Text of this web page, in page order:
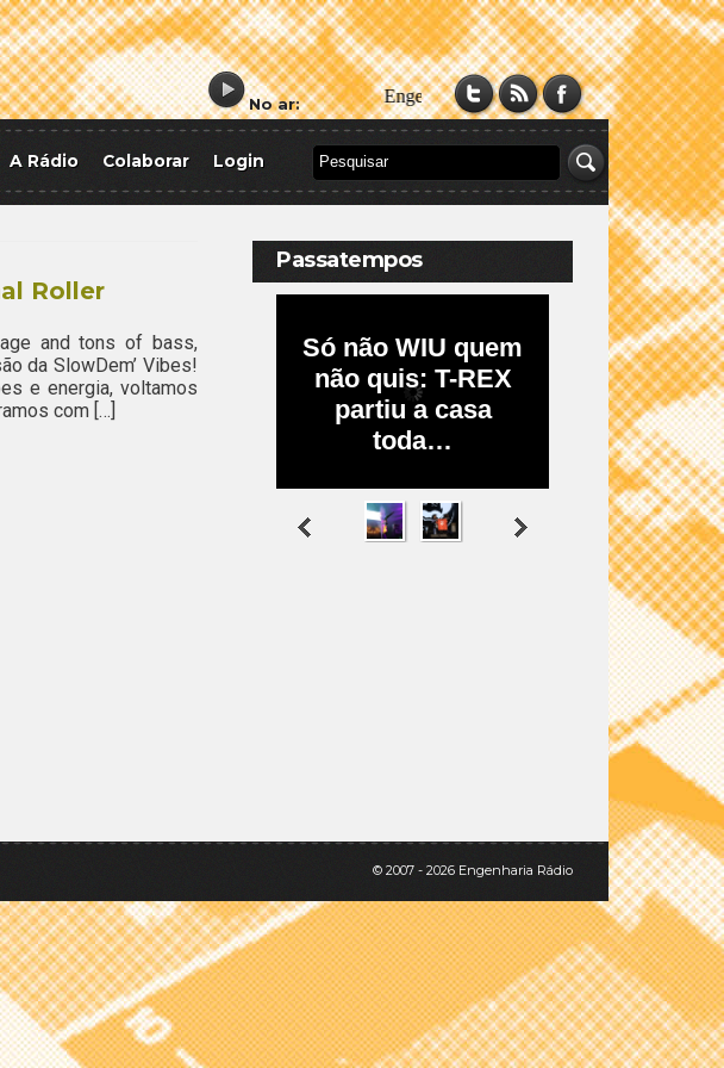
No ar:
A Rádio Colaborar Login
Roller
and tons of bass,
da SlowDem’ Vibes!
e energia, voltamos
com […]
Passatempos
© 2007 - 2026 Engenharia Rádio